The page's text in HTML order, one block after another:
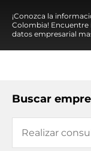
¡Conozca la
Colombia! Encuentre
datos empresarial
Buscar